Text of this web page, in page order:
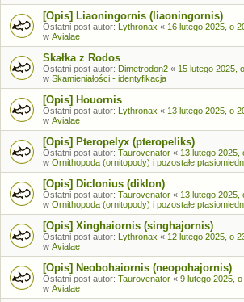
[Opis] Liaoningornis (liaoningornis)
Ostatni post autor: Lythronax « 16 lutego 2025, o
w Avialae
Skałka z Rodos
Ostatni post autor: Dimetrodon2 « 15 lutego 2025,
w Skamieniałości - identyfikacja
[Opis] Houornis
Ostatni post autor: Lythronax « 13 lutego 2025, o
w Avialae
[Opis] Pteropelyx (pteropeliks)
Ostatni post autor: Taurovenator « 13 lutego 2025,
w Ornithopoda (ornitopody) i pozostałe
[Opis] Diclonius (diklon)
Ostatni post autor: Taurovenator « 13 lutego 2025,
w Ornithopoda (ornitopody) i pozostałe
[Opis] Xinghaiornis (singhajornis)
Ostatni post autor: Lythronax « 12 lutego 2025, o
w Avialae
[Opis] Neobohaiornis (neopohajornis)
Ostatni post autor: Taurovenator « 9 lutego 2025,
w Avialae